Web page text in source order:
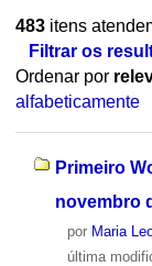
483itens
Filtrar os
Ordenar por
alfabeticamente
Primeiro
novembro
por Maria
última